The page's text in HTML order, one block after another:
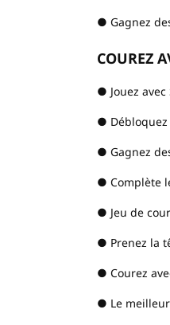
● Gagnez
COUREZ
● Jouez
● Débloquez
● Gagnez
● Complète
● Jeu de
● Prenez la
● Courez
● Le